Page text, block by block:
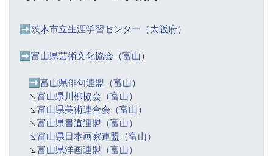
➡️ 茨木市立生涯学習センター（大阪府）
➡️富山県芸術文化協会（富山）
➡️ 富山県俳句連盟（富山）
↘️富山県川柳協会（富山）
↘️富山県美術連合会（富山）
↘️富山県書道連盟（富山）
↘️富山県日本画家連盟（富山）
↘️富山県洋画連盟（富山）